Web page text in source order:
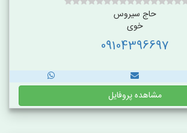
حاج سیروس
خوی
09104396697
مشاهده پروفایل